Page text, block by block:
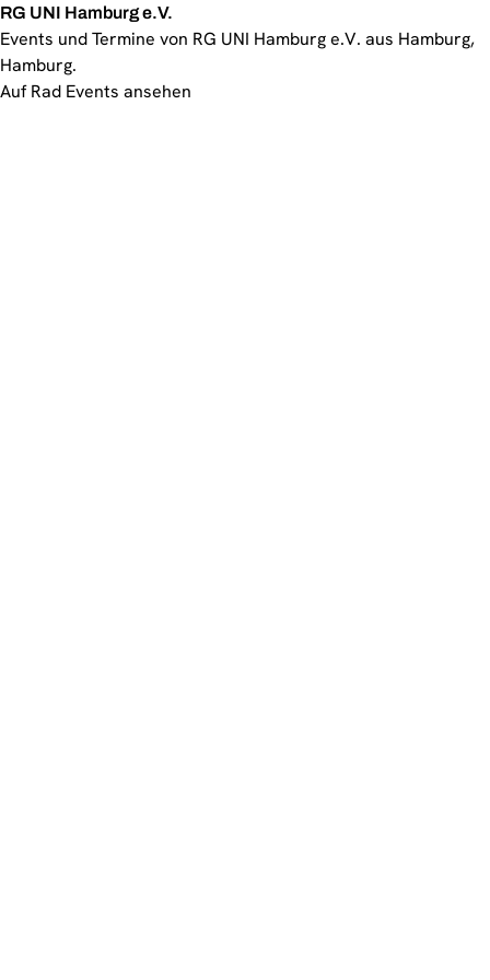
RG UNI Hamburg e.V.
Events und Termine von RG UNI Hamburg e.V. aus Hamburg,
Hamburg.
Auf Rad Events ansehen